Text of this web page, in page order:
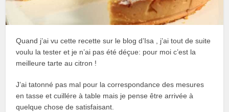
Quand j’ai vu cette recette sur le blog d’Isa , j’ai tout de suite
voulu la tester et je n’ai pas été déçue: pour moi c’est la
meilleure tarte au citron !
J’ai tatonné pas mal pour la correspondance des mesures
en tasse et cuillére à table mais je pense être arrivée à
quelque chose de satisfaisant.